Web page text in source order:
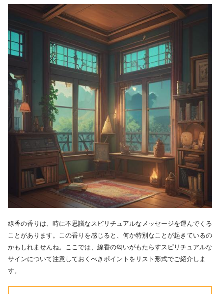
線香の香りは、時に不思議なスピリチュアルなメッセージを運んでくる
ことがあります。この香りを感じると、何か特別なことが起きているの
かもしれませんね。ここでは、線香の匂いがもたらすスピリチュアルな
サインについて注意しておくべきポイントをリスト形式でご紹介しま
す。